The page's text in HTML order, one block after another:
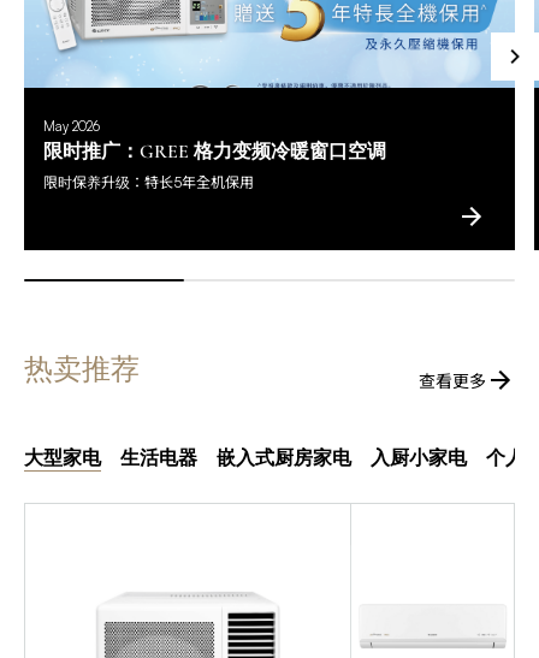
May 2026
限时推广：GREE 格力变频冷暖窗口空调
限时保养升级：特长5年全机保用
热卖推荐 查看更多
大型家电 生活电器 嵌入式厨房家电 入厨小家电 个人